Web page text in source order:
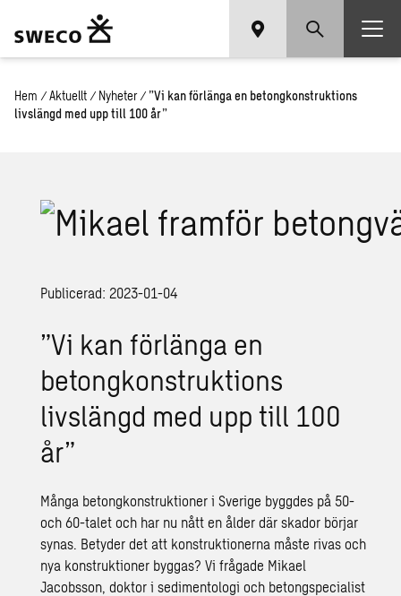
Hem / Aktuellt / Nyheter / ”Vi kan förlänga en betongkonstruktions
livslängd med upp till 100 år”
Publicerad: 2023-01-04
”Vi kan förlänga en
betongkonstruktions
livslängd med upp till 100
år”
Många betongkonstruktioner i Sverige byggdes på 50-
och 60-talet och har nu nått en ålder där skador börjar
synas. Betyder det att konstruktionerna måste rivas och
nya konstruktioner byggas? Vi frågade Mikael
Jacobsson, doktor i sedimentologi och betongspecialist